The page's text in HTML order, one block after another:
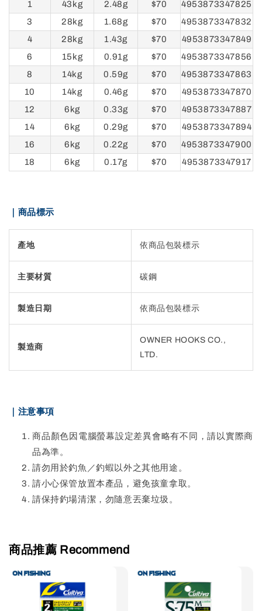
1 43kg 2.48g $70
4953873347825
3
28kg 1.68g $70
4953873347832
4
28kg 1.43g $70
4953873347849
6
15kg 0.91g $70
4953873347856
8
14kg 0.59g $70
4953873347863
10
14kg 0.46g $70
4953873347870
12
6kg 0.33g $70
4953873347887
14
6kg 0.29g $70
4953873347894
16
6kg 0.22g $70
4953873347900
18
6kg 0.17g $70 4953873347917
｜商品標示
產地 依商品包裝標示
主要材質 碳鋼
製造日期 依商品包裝標示
製造商
OWNER HOOKS CO.,
LTD.
｜注意事項
商品顏色因電腦螢幕設定差異會略有不同，請以實際商
品為準。
請勿用於釣魚／釣蝦以外之其他用途。
請小心保管放置本產品，避免孩童拿取。
請保持釣場清潔，勿隨意丟棄垃圾。
商品推薦 Recommend